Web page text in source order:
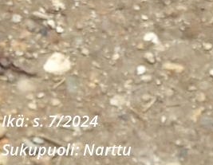
Ikä: s. 7/2024
Sukupuoli: Narttu